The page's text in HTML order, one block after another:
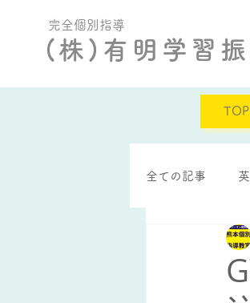
完全個別指導
(株)有明学習振
TOP
全ての記事
定期テスト